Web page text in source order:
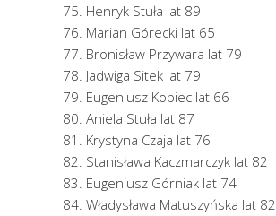
Henryk Stuła lat 89
Marian Górecki lat 65
Bronisław Przywara lat 79
Jadwiga Sitek lat 79
Eugeniusz Kopiec lat 66
Aniela Stuła lat 87
Krystyna Czaja lat 76
Stanisława Kaczmarczyk lat 82
Eugeniusz Górniak lat 74
Władysława Matuszyńska lat 82